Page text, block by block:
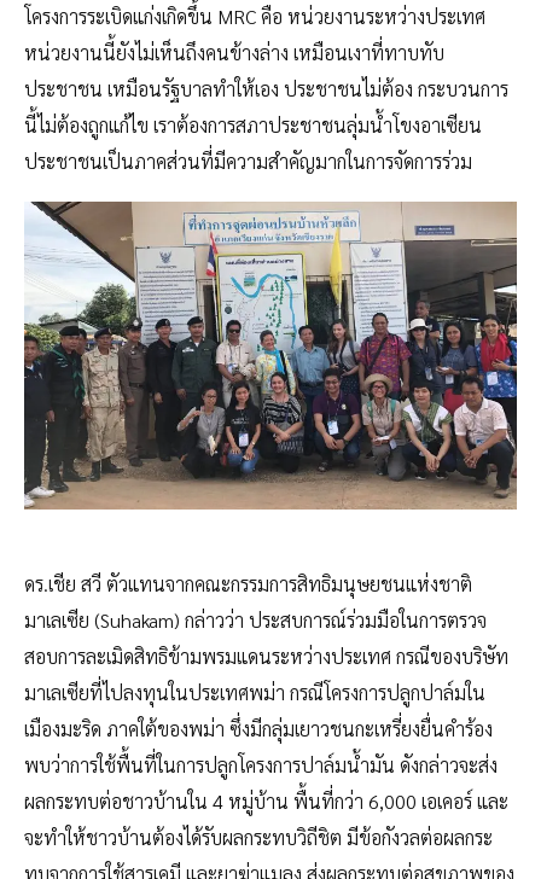
โครงการระเบิดแก่งเกิดขึ้น MRC คือ หน่วยงานระหว่างประเทศ
หน่วยงานนี้ยังไม่เห็นถึงคนข้างล่าง เหมือนเงาที่ทาบทับ
ประชาชน เหมือนรัฐบาลทำให้เอง ประชาชนไม่ต้อง กระบวนการ
นี้ไม่ต้องถูกแก้ไข เราต้องการสภาประชาชนลุ่มน้ำโขงอาเซียน
ประชาชนเป็นภาคส่วนที่มีความสำคัญมากในการจัดการร่วม
ดร.เชีย สวี ตัวแทนจากคณะกรรมการสิทธิมนุษยชนแห่งชาติ
มาเลเซีย (Suhakam) กล่าวว่า ประสบการณ์ร่วมมือในการตรวจ
สอบการละเมิดสิทธิข้ามพรมแดนระหว่างประเทศ กรณีของบริษัท
มาเลเซียที่ไปลงทุนในประเทศพม่า กรณีโครงการปลูกปาล์มใน
เมืองมะริด ภาคใต้ของพม่า ซึ่งมีกลุ่มเยาวชนกะเหรี่ยงยื่นคำร้อง
พบว่าการใช้พื้นที่ในการปลูกโครงการปาล์มน้ำมัน ดังกล่าวจะส่ง
ผลกระทบต่อชาวบ้านใน 4 หมู่บ้าน พื้นที่กว่า 6,000 เอเคอร์ และ
จะทำให้ชาวบ้านต้องได้รับผลกระทบวิถีชิต มีข้อกังวลต่อผลกระ
ทบจากการใช้สารเคมี และยาฆ่าแมลง ส่งผลกระทบต่อสุขภาพของ